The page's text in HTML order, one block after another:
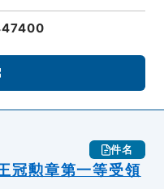
件名
冠勲章第一等受領